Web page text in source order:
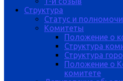
Структура
Статус и
Комитеты
Положение о
Структура
Структура
Положение о
комитете